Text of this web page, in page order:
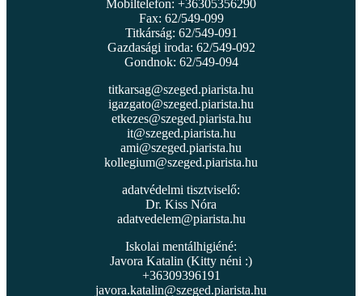
Mobiltelefon: +36305356290
Fax: 62/549-099
Titkárság: 62/549-091
Gazdasági iroda: 62/549-092
Gondnok: 62/549-094
titkarsag@szeged.piarista.hu
igazgato@szeged.piarista.hu
etkezes@szeged.piarista.hu
it@szeged.piarista.hu
ami@szeged.piarista.hu
kollegium@szeged.piarista.hu
adatvédelmi tisztviselő:
Dr. Kiss Nóra
adatvedelem@piarista.hu
Iskolai mentálhigiéné:
Javora Katalin (Kitty néni :)
+36309396191
javora.katalin@szeged.piarista.hu